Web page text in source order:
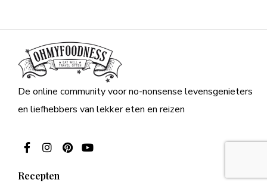
De online community voor no-nonsense levensgenieters
en liefhebbers van lekker eten en reizen
Recepten